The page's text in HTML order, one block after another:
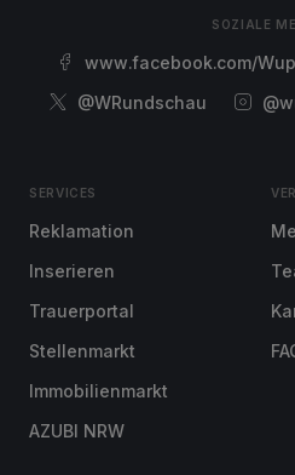
SOZIALE
www.facebook.com/
@WRundschau
SERVICES
Reklamation
Inserieren
Trauerportal
Stellenmarkt
Immobilienmarkt
AZUBI NRW